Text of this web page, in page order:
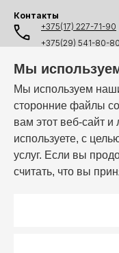
Мы
Мы используем
сторонние файлы
вам этот веб-сайт и
используете, с
услуг. Если вы
считать, что вы
Контакты
+375(17) 227-71-90
+375(29) 541-80-80
+375(44) 541-80-
info@i-ven.by
Мы в
Режим